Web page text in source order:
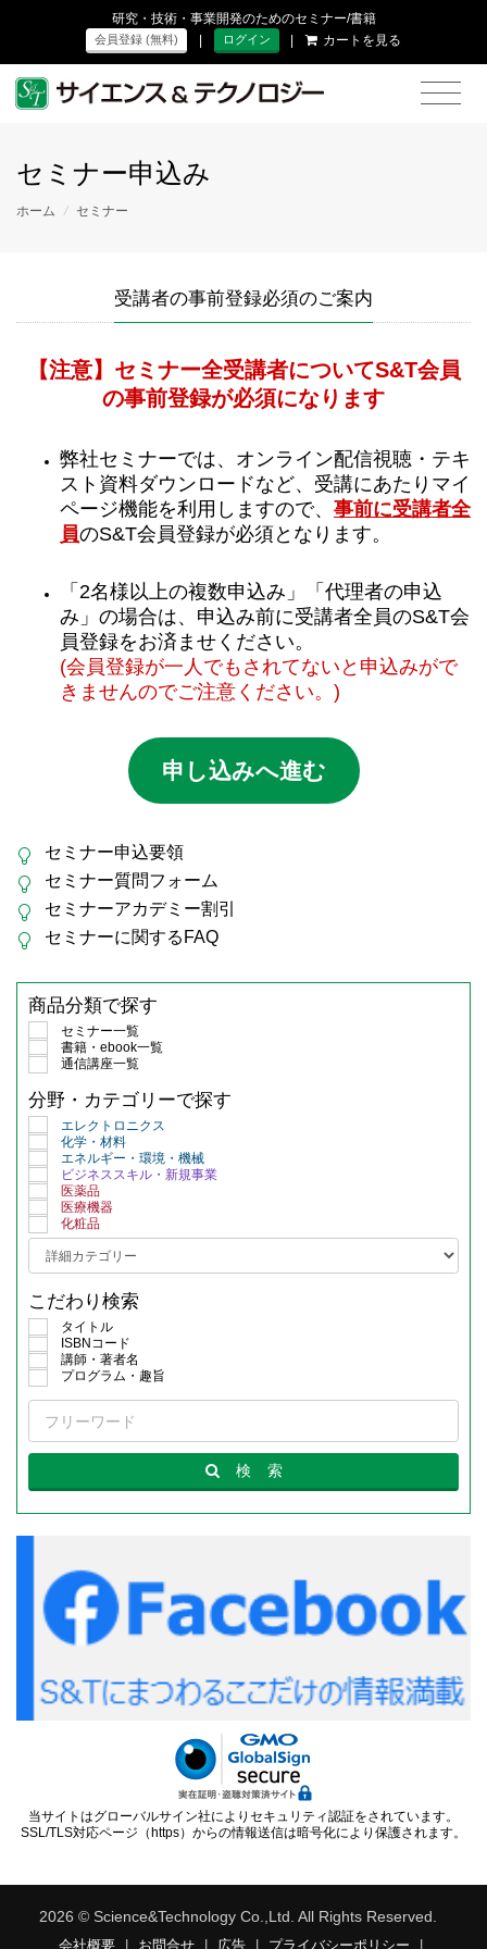
研究・技術・事業開発のためのセミナー/書籍
会員登録 (無料) | ログイン | カートを見る
セミナー申込み
ホーム / セミナー
受講者の事前登録必須のご案内
【注意】セミナー全受講者についてS&T会員
の事前登録が必須になります
弊社セミナーでは、オンライン配信視聴・テキ
スト資料ダウンロードなど、受講にあたりマイ
ページ機能を利用しますので、 事前に受講者全
員のS&T会員登録が必須となります。
「2名様以上の複数申込み」「代理者の申込
み」の場合は、申込み前に受講者全員のS&T会
員登録をお済ませください。
(会員登録が一人でもされてないと申込みがで
きませんのでご注意ください。)
申し込みへ進む
セミナー申込要領
セミナー質問フォーム
セミナーアカデミー割引
セミナーに関するFAQ
商品分類で探す
セミナー一覧
書籍・ebook一覧
通信講座一覧
分野・カテゴリーで探す
エレクトロニクス
化学・材料
エネルギー・環境・機械
ビジネススキル・新規事業
医薬品
医療機器
化粧品
こだわり検索
タイトル
ISBNコード
講師・著者名
プログラム・趣旨
検 索
当サイトはグローバルサイン社によりセキュリティ認証をされています。
SSL/TLS対応ページ（https）からの情報送信は暗号化により保護されます。
2026 © Science&Technology Co.,Ltd. All Rights Reserved.